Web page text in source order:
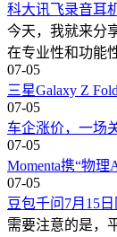
科大讯飞录音耳
今天，我就来分
在专业性和功能
07-05
三星Galaxy Z
07-05
车企涨价，一场
07-05
Momenta携“物
07-05
豆包千问7月15
需要注意的是，